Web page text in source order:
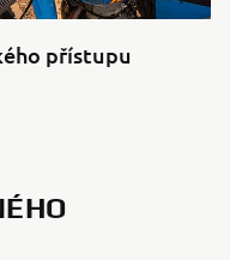
přístupu